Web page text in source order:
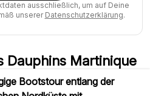
ausschließlich, um auf Deine
unserer Datenschutzerklärung.
Dauphins Martinique
Bootstour entlang der